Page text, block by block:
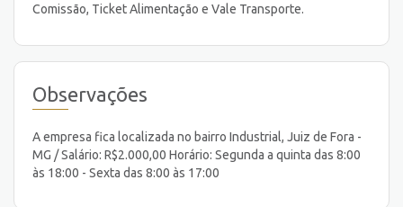
Comissão, Ticket Alimentação e Vale Transporte.
Observações
A empresa fica localizada no bairro Industrial, Juiz de Fora -
MG / Salário: R$2.000,00 Horário: Segunda a quinta das 8:00
às 18:00 - Sexta das 8:00 às 17:00